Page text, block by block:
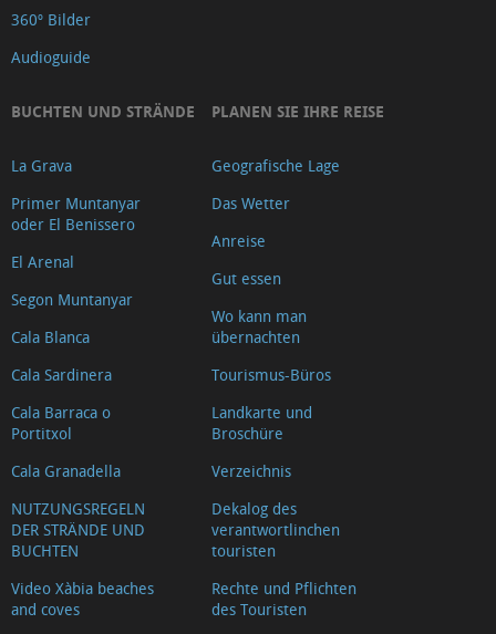
360º Bilder
Audioguide
BUCHTEN UND STRÄNDE
La Grava
Primer Muntanyar
oder El Benissero
El Arenal
Segon Muntanyar
Cala Blanca
Cala Sardinera
Cala Barraca o
Portitxol
Cala Granadella
NUTZUNGSREGELN
DER STRÄNDE UND
BUCHTEN
Video Xàbia beaches
and coves
PLANEN SIE IHRE REISE
Geografische Lage
Das Wetter
Anreise
Gut essen
Wo kann man
übernachten
Tourismus-Büros
Landkarte und
Broschüre
Verzeichnis
Dekalog des
verantwortlinchen
touristen
Rechte und Pflichten
des Touristen